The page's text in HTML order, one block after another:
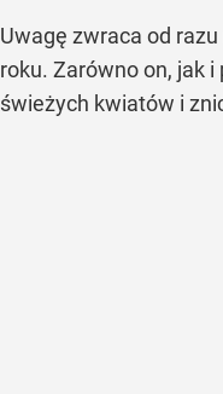
Uwagę zwraca od
roku. Zarówno on, jak
świeżych kwiatów i